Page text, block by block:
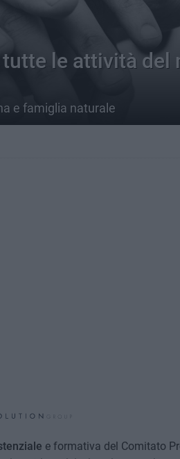
le attività del
e famiglia naturale
e formativa del Comitato